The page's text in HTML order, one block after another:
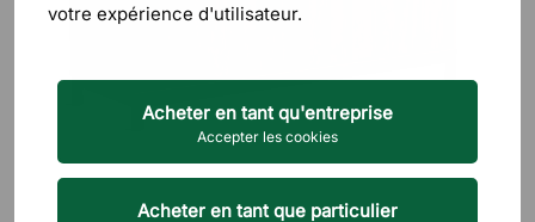
votre expérience d'utilisateur.
Acheter en tant qu'entreprise
Accepter les cookies
Acheter en tant que particulier